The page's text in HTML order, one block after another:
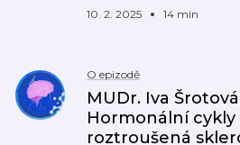
10. 2. 2025 14 min
O epizodě
MUDr. Iva
Hormonální cykly
roztroušená